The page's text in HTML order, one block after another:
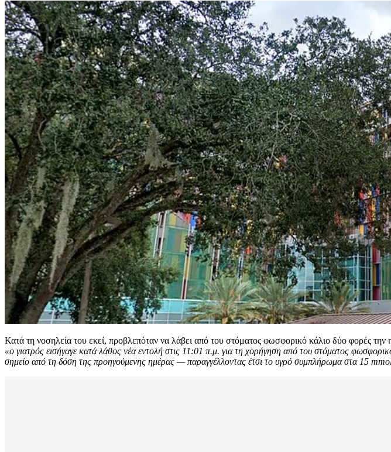
Κατά τη νοσηλεία του εκεί, προβλεπόταν να λάβει από του στόματος φωσφορικό κάλιο δύο φορές
«ο γιατρός εισήγαγε κατά λάθος νέα εντολή στις 11:01 π.μ. για τη χορήγηση από του στόματος
σημείο από τη δόση της προηγούμενης ημέρας — παραγγέλλοντας έτσι το υγρό συμπλήρωμα στα 15